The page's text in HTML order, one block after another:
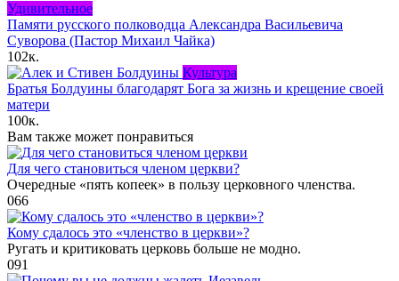
Удивительное
Памяти русского полководца Александра Васильевича
Суворова (Пастор Михаил Чайка)
102к.
Культура
Братья Болдуины благодарят Бога за жизнь и крещение своей
матери
100к.
Вам также может понравиться
Для чего становиться членом церкви?
Очередные «пять копеек» в пользу церковного членства.
066
Кому сдалось это «членство в церкви»?
Ругать и критиковать церковь больше не модно.
091